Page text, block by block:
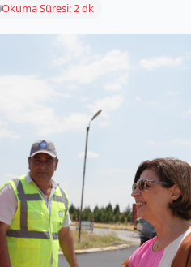
Okuma Süresi: 2 dk